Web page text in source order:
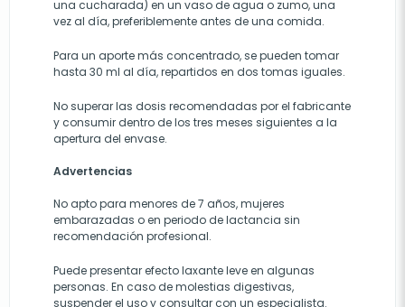
una cucharada) en un vaso de agua o zumo, una
vez al día, preferiblemente antes de una comida.
Para un aporte más concentrado, se pueden tomar
hasta 30 ml al día, repartidos en dos tomas iguales.
No superar las dosis recomendadas por el fabricante
y consumir dentro de los tres meses siguientes a la
apertura del envase.
Advertencias
No apto para menores de 7 años, mujeres
embarazadas o en periodo de lactancia sin
recomendación profesional.
Puede presentar efecto laxante leve en algunas
personas. En caso de molestias digestivas,
suspender el uso y consultar con un especialista.